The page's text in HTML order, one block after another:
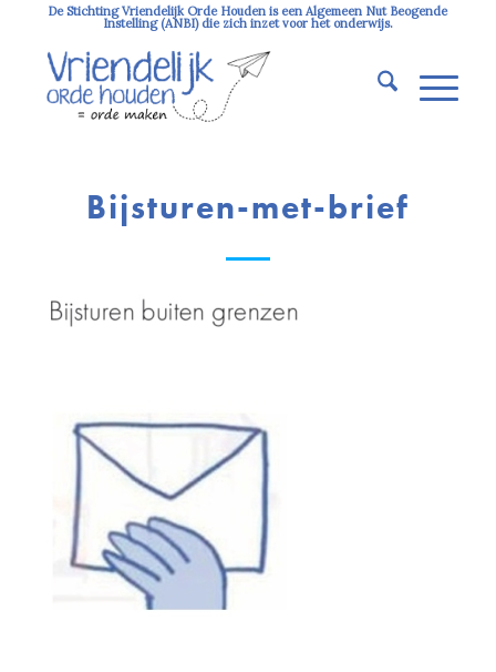
De Stichting Vriendelijk Orde Houden is een Algemeen Nut Beogende
Instelling (ANBI) die zich inzet voor het onderwijs.
Bijsturen-met-brief